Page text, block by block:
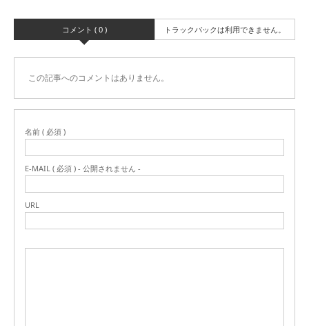
コメント ( 0 ) トラックバックは利用できません。
この記事へのコメントはありません。
名前 ( 必須 )
E-MAIL ( 必須 ) - 公開されません -
URL